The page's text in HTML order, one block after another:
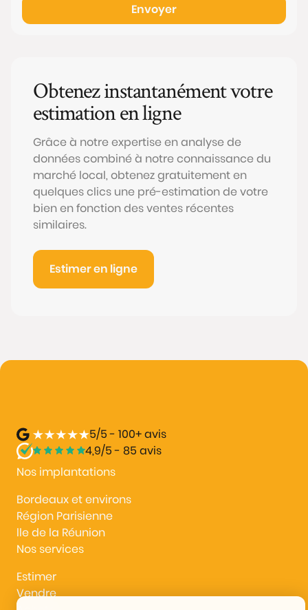
Envoyer
Obtenez instantanément votre
estimation en ligne
Grâce à notre expertise en analyse de
données combiné à notre connaissance du
marché local, obtenez gratuitement en
quelques clics une pré-estimation de votre
bien en fonction des ventes récentes
similaires.
Estimer en ligne
5/5 - 100+ avis
4,9/5 - 85 avis
Nos implantations
Bordeaux et environs
Région Parisienne
lle de la Réunion
Nos services
Estimer
Vendre